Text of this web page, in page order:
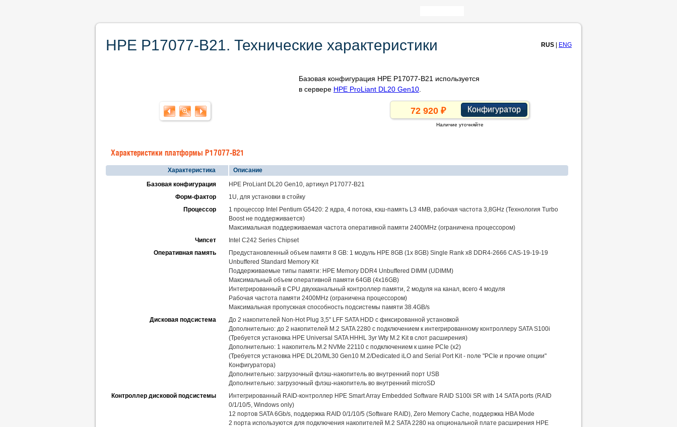
HPE P17077-B21. Технические характеристики RUS ENG
Базовая конфигурация HPE P17077-B21 используется
в сервере HPE ProLiant DL20 Gen10
Конфигуратор
Наличие уточняйте
Характеристики платформы P17077-B21
Характеристика
Описание
Базовая конфигурация
HPE ProLiant DL20 Gen10, артикул P17077-B21
Форм-фактор
1U, для установки в стойку
Процессор
1 процессор Intel Pentium G5420: 2 ядра, 4 потока, кэш-память L3 4MB, рабочая частота 3,8GHz (Технология Turbo
Boost не поддерживается)
Максимальная поддерживаемая частота оперативной памяти 2400MHz (ограничена процессором)
Чипсет
Intel C242 Series Chipset
Оперативная память
Предустановленный объем памяти 8 GB: 1 модуль HPE 8GB (1x 8GB) Single Rank x8 DDR4-2666 CAS-19-19-19
Unbuffered Standard Memory Kit
Поддерживаемые типы памяти: HPE Memory DDR4 Unbuffered DIMM (UDIMM)
Максимальный объем оперативной памяти 64GB (4x16GB)
Интегрированный в CPU двухканальный контроллер памяти, 2 модуля на канал, всего 4 модуля
Рабочая частота памяти 2400MHz (ограничена процессором)
Максимальная пропускная способность подсистемы памяти 38.4GB/s
Дисковая подсистема
До 2 накопителей Non-Hot Plug 3,5" LFF SATA HDD с фиксированной установкой
Дополнительно: до 2 накопителей M.2 SATA 2280 с подключением к интегрированному контроллеру SATA S100i
(Требуется установка HPE Universal SATA HHHL 3yr Wty M.2 Kit в слот расширения)
Дополнительно: 1 накопитель M.2 NVMe 22110 с подключением к шине PCIe (x2)
(Требуется установка HPE DL20/ML30 Gen10 M.2/Dedicated iLO and Serial Port Kit - поле "PCIe и прочие опции"
Конфигуратора)
Дополнительно: загрузочный флэш-накопитель во внутренний порт USB
Дополнительно: загрузочный флэш-накопитель во внутренний microSD
Контроллер дисковой подсистемы
Интегрированный RAID-контроллер HPE Smart Array Embedded Software RAID S100i SR with 14 SATA ports (RAID
0/1/10/5, Windows only)
12 портов SATA 6Gb/s, поддержка RAID 0/1/10/5 (Software RAID), Zero Memory Cache, поддержка HBA Mode
2 порта используются для подключения накопителей M.2 SATA 2280 на опциональной плате расширения HPE